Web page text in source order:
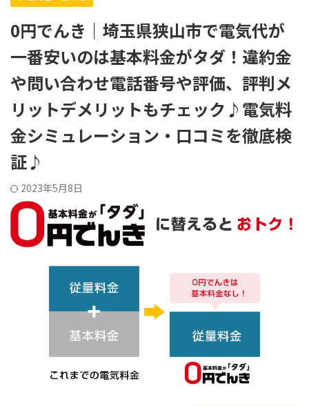
0円でんき｜埼玉県狭山市で電気代が
一番安いのは基本料金がタダ！違約金
や問い合わせ電話番号や評価、評判メ
リットデメリットもチェック♪電気料
金シミュレーション・口コミを徹底検
証♪
2023年5月8日